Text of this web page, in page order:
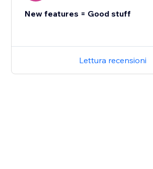
New features = Good stuff
Lettura recensioni